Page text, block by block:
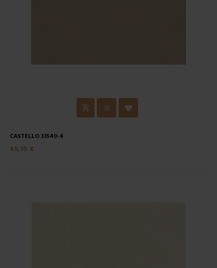
CASTELLO 33540-4
49,35 €